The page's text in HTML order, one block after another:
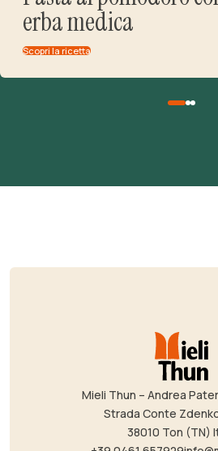
erba medica
Scopri la ricetta
Mieli Thun – Andrea
Strada Conte
38010 Ton (TN)